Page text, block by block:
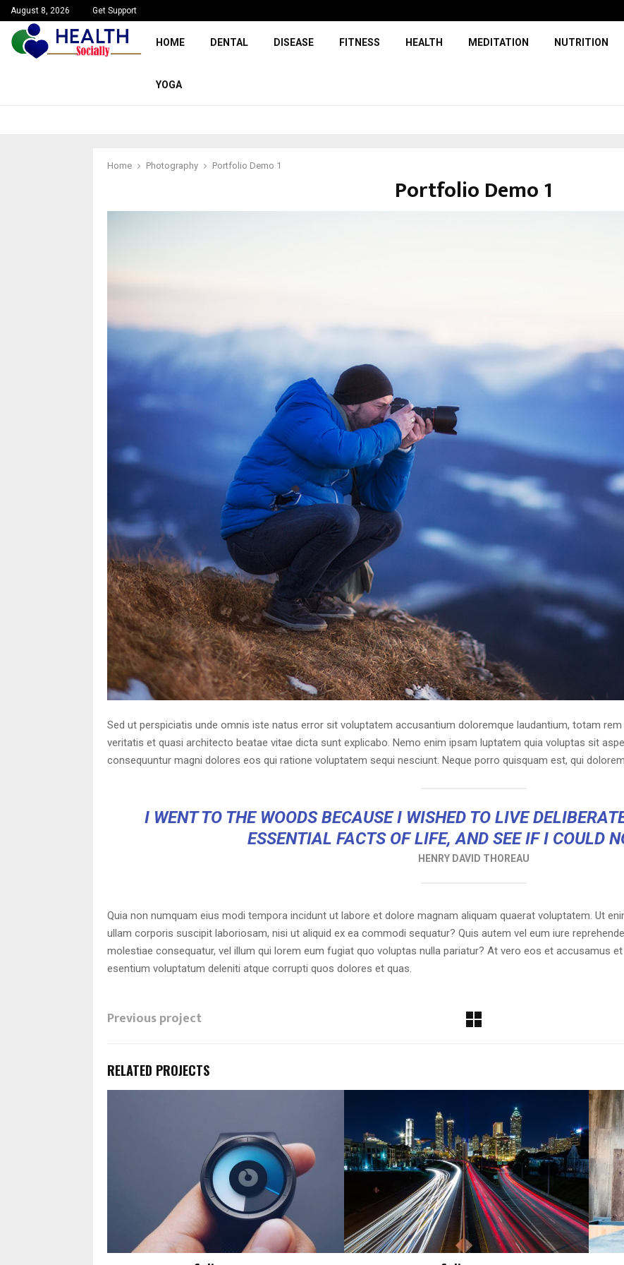
August 8, 2026 Get Support
HOME DENTAL DISEASE FITNESS HEALTH MEDITATION NUTRITION
YOGA
Home Photography Portfolio Demo 1
Portfolio Demo 1
Sed ut perspiciatis unde omnis iste natus error sit voluptatem accusantium doloremque laudantium, totam rem
veritatis et quasi architecto beatae vitae dicta sunt explicabo. Nemo enim ipsam luptatem quia voluptas sit
consequuntur magni dolores eos qui ratione voluptatem sequi nesciunt. Neque porro quisquam est, qui
I WENT TO THE WOODS BECAUSE I WISHED TO LIVE
ESSENTIAL FACTS OF LIFE, AND SEE IF I COULD
HENRY DAVID THOREAU
Quia non numquam eius modi tempora incidunt ut labore et dolore magnam aliquam quaerat voluptatem. Ut
ullam corporis suscipit laboriosam, nisi ut aliquid ex ea commodi sequatur? Quis autem vel eum iure
molestiae consequatur, vel illum qui lorem eum fugiat quo voluptas nulla pariatur? At vero eos et accusamus
esentium voluptatum deleniti atque corrupti quos dolores et quas.
Previous project
RELATED PROJECTS